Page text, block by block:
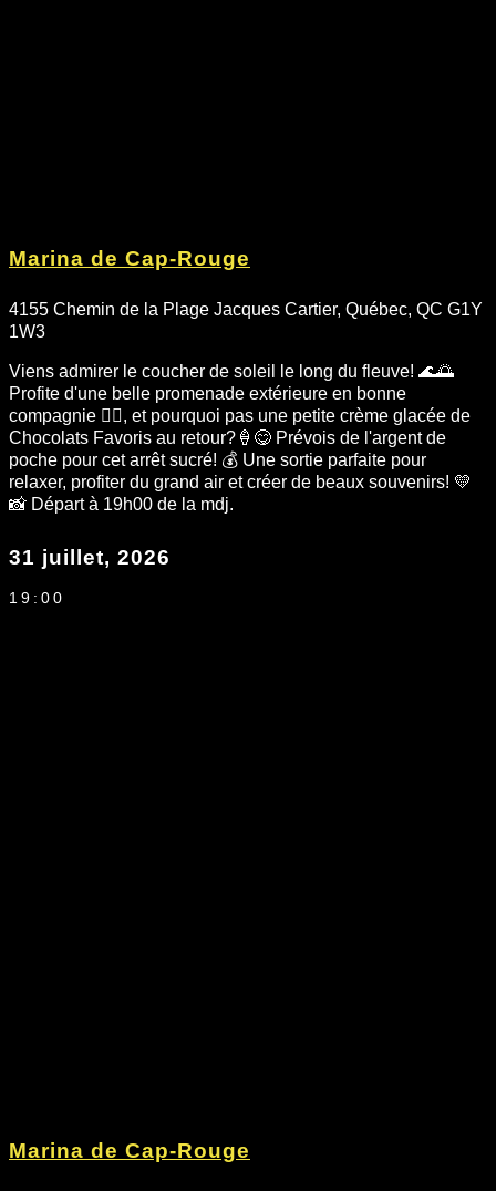
Marina de Cap-Rouge
4155 Chemin de la Plage Jacques Cartier, Québec, QC G1Y
1W3
Viens admirer le coucher de soleil le long du fleuve! 🌊🌅
Profite d'une belle promenade extérieure en bonne
compagnie 🚶‍♂️, et pourquoi pas une petite crème glacée de
Chocolats Favoris au retour?🍦😋 Prévois de l'argent de
poche pour cet arrêt sucré! 💰 Une sortie parfaite pour
relaxer, profiter du grand air et créer de beaux souvenirs! 💛
📸 Départ à 19h00 de la mdj.
31 juillet, 2026
19:00
Marina de Cap-Rouge